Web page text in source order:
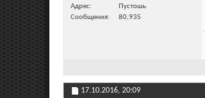
Адрес
Пустошь
Сообщения
80,935
17.10.2016, 20:09